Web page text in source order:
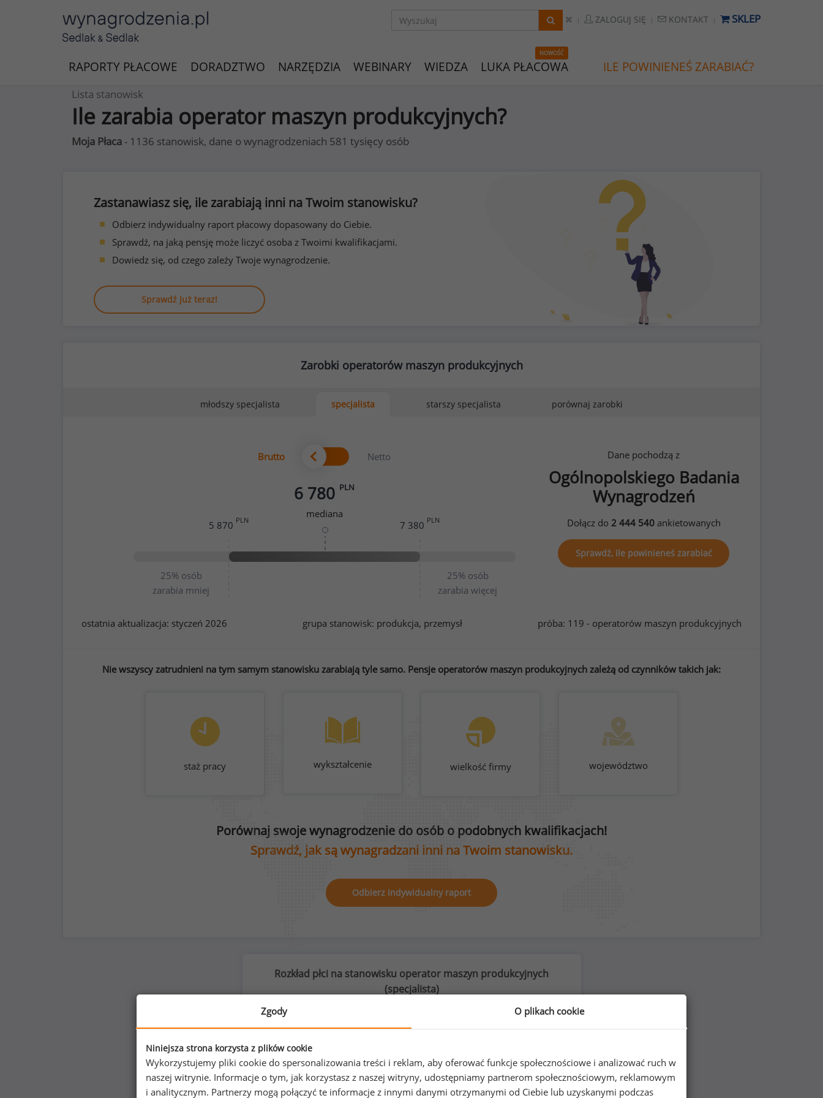
ZALOGUJ SIĘ KONTAKT SKLEP
RAPORTY PŁACOWE DORADZTWO NARZĘDZIA WEBINARY WIEDZA
NOWOŚĆ
LUKA PŁACOWA ILE POWINIENEŚ ZARABIAĆ?
Lista stanowisk
Ile zarabia operator maszyn produkcyjnych?
Moja Płaca - 1136 stanowisk, dane o wynagrodzeniach 581 tysięcy osób
Zastanawiasz się, ile zarabiają inni na Twoim stanowisku?
Odbierz indywidualny raport płacowy dopasowany do Ciebie.
Sprawdź, na jaką pensję może liczyć osoba z Twoimi kwalifikacjami.
Dowiedz się, od czego zależy Twoje wynagrodzenie.
Sprawdź już teraz!
Zarobki operatorów maszyn produkcyjnych
młodszy specjalista specjalista starszy specjalista porównaj zarobki
Brutto Netto
6 780 PLN
mediana
25% osób
zarabia mniej
25% osób
zarabia więcej
5 870 PLN 7 380 PLN
Dane pochodzą z
Ogólnopolskiego Badania
Wynagrodzeń
Dołącz do 2 444 540ankietowanych
Sprawdź, ile powinieneś zarabiać
ostatnia aktualizacja: styczeń 2026 grupa stanowisk: produkcja, przemysł próba: 119 - operatorów maszyn produkcyjnych
Nie wszyscy zatrudnieni na tym samym stanowisku zarabiają tyle samo. Pensje operatorów maszyn produkcyjnych zależą od czynników takich jak:
staż pracy wykształcenie wielkość firmy województwo
Porównaj swoje wynagrodzenie do osób o podobnych kwalifikacjach!
Sprawdź, jak są wynagradzani inni na Twoim stanowisku.
Odbierz indywidualny raport
Rozkład płci na stanowisku operator maszyn produkcyjnych
(specjalista)
11% 89%
Zgody O plikach cookie
Niniejsza strona korzysta z plików cookie
Wykorzystujemy pliki cookie do spersonalizowania treści i reklam, aby oferować funkcje społecznościowe i analizować ruch w
naszej witrynie. Informacje o tym, jak korzystasz z naszej witryny, udostępniamy partnerom społecznościowym, reklamowym
i analitycznym. Partnerzy mogą połączyć te informacje z innymi danymi otrzymanymi od Ciebie lub uzyskanymi podczas